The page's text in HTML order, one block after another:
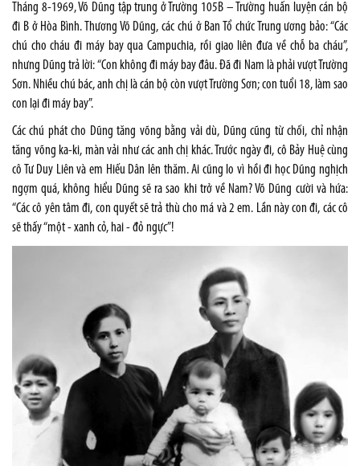
Tháng 8-1969, Võ Dũng tập trung ở Trường 105B – Trường huấn luyện cán bộ
đi B ở Hòa Bình. Thương Võ Dũng, các chú ở Ban Tổ chức Trung ương bảo: “Các
chú cho cháu đi máy bay qua Campuchia, rồi giao liên đưa về chỗ ba cháu”,
nhưng Dũng trả lời: “Con không đi máy bay đâu. Đã đi Nam là phải vượt Trường
Sơn. Nhiều chú bác, anh chị là cán bộ còn vượt Trường Sơn; con tuổi 18, làm sao
con lại đi máy bay”.
Các chú phát cho Dũng tăng võng bằng vải dù, Dũng cũng từ chối, chỉ nhận
tăng võng ka-ki, màn vải như các anh chị khác. Trước ngày đi, cô Bảy Huệ cùng
cô Tư Duy Liên và em Hiếu Dân lên thăm. Ai cũng lo vì hồi đi học Dũng nghịch
ngợm quá, không hiểu Dũng sẽ ra sao khi trở về Nam? Võ Dũng cười và hứa:
“Các cô yên tâm đi, con quyết sẽ trả thù cho má và 2 em. Lần này con đi, các cô
sẽ thấy “một - xanh cỏ, hai - đỏ ngực”!